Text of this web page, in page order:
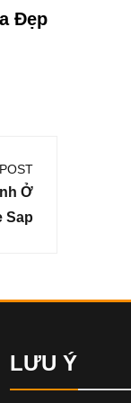
Đẹp
Ở
Sap
LƯU Ý